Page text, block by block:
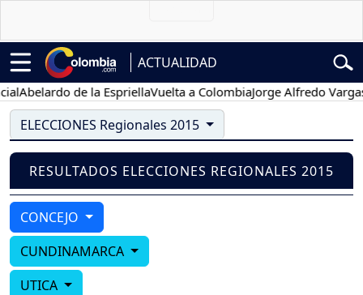
ACTUALIDAD
Abelardo de la EspriellaVuelta a ColombiaJorge Alfredo Vargas
ELECCIONES Regionales 2015
RESULTADOS ELECCIONES REGIONALES 2015
CONCEJO
CUNDINAMARCA
UTICA